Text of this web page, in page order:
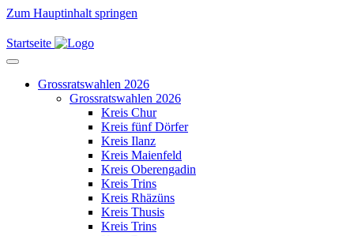
Zum Hauptinhalt springen
Startseite
Grossratswahlen 2026
Grossratswahlen 2026
Kreis Chur
Kreis fünf Dörfer
Kreis Ilanz
Kreis Maienfeld
Kreis Oberengadin
Kreis Trins
Kreis Rhäzüns
Kreis Thusis
Kreis Trins